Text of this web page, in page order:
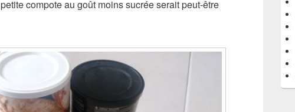
compote au goût moins sucrée serait peut-être